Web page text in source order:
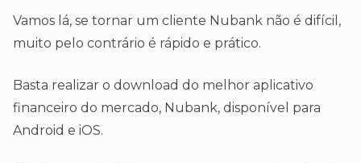
Vamos lá, se tornar um cliente Nubank não é difícil,
muito pelo contrário é rápido e prático.
Basta realizar o download do melhor aplicativo
financeiro do mercado, Nubank, disponível para
Android e iOS.